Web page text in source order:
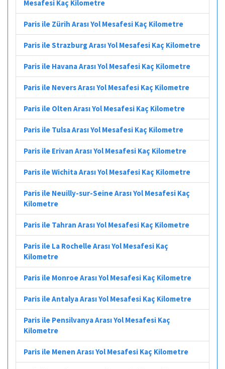
Mesafesi Kaç Kilometre
Paris ile Zürih Arası Yol Mesafesi Kaç Kilometre
Paris ile Strazburg Arası Yol Mesafesi Kaç Kilometre
Paris ile Havana Arası Yol Mesafesi Kaç Kilometre
Paris ile Nevers Arası Yol Mesafesi Kaç Kilometre
Paris ile Olten Arası Yol Mesafesi Kaç Kilometre
Paris ile Tulsa Arası Yol Mesafesi Kaç Kilometre
Paris ile Erivan Arası Yol Mesafesi Kaç Kilometre
Paris ile Wichita Arası Yol Mesafesi Kaç Kilometre
Paris ile Neuilly-sur-Seine Arası Yol Mesafesi Kaç
Kilometre
Paris ile Tahran Arası Yol Mesafesi Kaç Kilometre
Paris ile La Rochelle Arası Yol Mesafesi Kaç
Kilometre
Paris ile Monroe Arası Yol Mesafesi Kaç Kilometre
Paris ile Antalya Arası Yol Mesafesi Kaç Kilometre
Paris ile Pensilvanya Arası Yol Mesafesi Kaç
Kilometre
Paris ile Menen Arası Yol Mesafesi Kaç Kilometre